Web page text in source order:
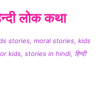
लोक कथा
stories, moral stories, kids
kids, stories in hindi, हिन्दी